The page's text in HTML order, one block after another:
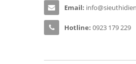
Email:
Hotline: 0923 179 229